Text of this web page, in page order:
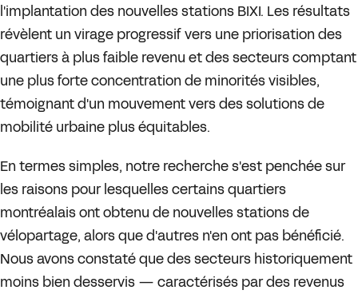
l'implantation des nouvelles stations BIXI. Les résultats
révèlent un virage progressif vers une priorisation des
quartiers à plus faible revenu et des secteurs comptant
une plus forte concentration de minorités visibles,
témoignant d'un mouvement vers des solutions de
mobilité urbaine plus équitables.
En termes simples, notre recherche s'est penchée sur
les raisons pour lesquelles certains quartiers
montréalais ont obtenu de nouvelles stations de
vélopartage, alors que d'autres n'en ont pas bénéficié.
Nous avons constaté que des secteurs historiquement
moins bien desservis — caractérisés par des revenus